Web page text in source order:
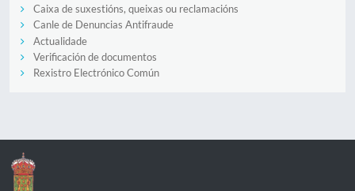
Caixa de suxestións, queixas ou reclamacións
Canle de Denuncias Antifraude
Actualidade
Verificación de documentos
Rexistro Electrónico Común